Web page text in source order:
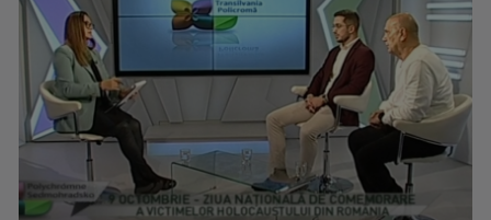
LOREDANA CORCHIȘ
Despre “L.egal 100%”, Loredana spune că este ...